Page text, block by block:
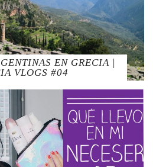
EN GRECIA |
VLOGS #04